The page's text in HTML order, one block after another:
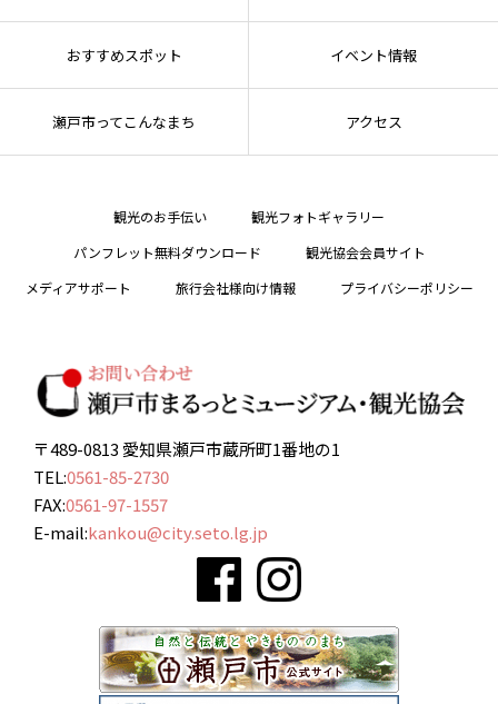
おすすめスポット イベント情報
瀬戸市ってこんなまち アクセス
観光のお手伝い
観光フォトギャラリー
パンフレット無料ダウンロード
観光協会会員サイト
メディアサポート
旅行会社様向け情報 プライバシーポリシー
〒489-0813 愛知県瀬戸市蔵所町1番地の1
TEL:0561-85-2730
FAX:0561-97-1557
E-mail:kankou@city.seto.lg.jp